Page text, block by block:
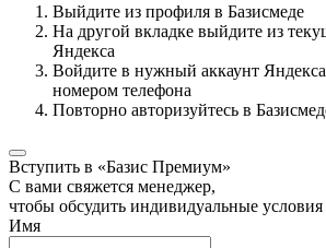
Выйдите из профиля в Базисмеде
На другой вкладке выйдите из
Яндекса
Войдите в нужный аккаунт
номером телефона
Повторно авторизуйтесь в
Вступить в «Базис Премиум»
С вами свяжется менеджер,
чтобы обсудить индивидуальные условия
Имя